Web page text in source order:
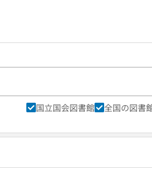
国立国会図書館 全国の図書